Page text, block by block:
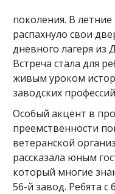
поколения. В
распахнуло свои
дневного лагеря из
Встреча стала для
живым уроком
заводских
Особый акцент в
преемственности
ветеранской
рассказала юным
который многие
56-й завод. Ребята